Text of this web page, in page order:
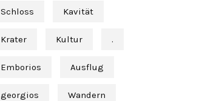
Schloss Kavität
Krater Kultur .
Emborios Ausflug
georgios Wandern